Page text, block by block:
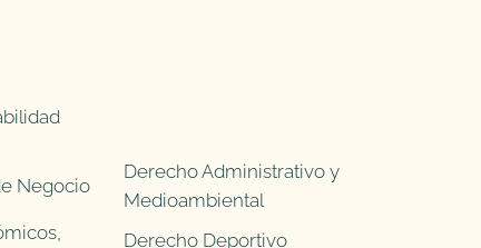
Negocio
Derecho Administrativo y
Medioambiental
Derecho Deportivo